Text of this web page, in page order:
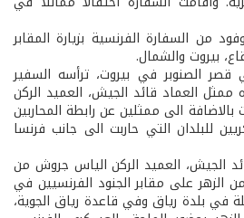
من السفارة الفرنسية بزيارة المقابر
بيروت والشمال.
الصنوبر في بيروت، ترأسه السفير
ممثل العماد قائد الجيش، العميد الركن
الى ممثلين عن رابطة المحاربين
للبلدان التي حاربت الى جانب فرنسا
الجيش، العميد الركن الياس جروش من
الزهر على مقابر الجنود الفرنسيين في
في بلدة رياق وفي قاعدة رياق الجوية،